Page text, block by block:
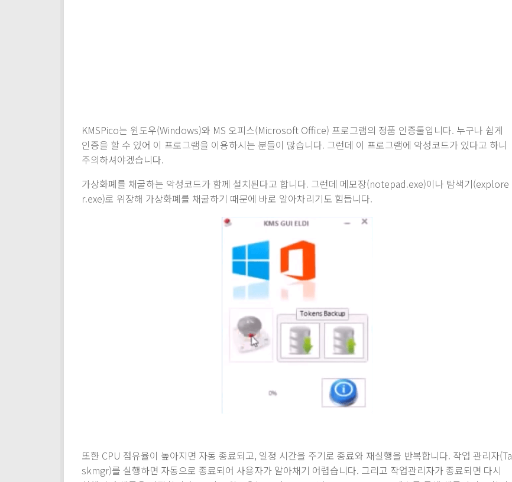
KMSPico는 윈도우(Windows)와 MS 오피스(Microsoft Office) 프로그램의 정품 인증툴입니다. 누구나 쉽게
인증을 할 수 있어 이 프로그램을 이용하시는 분들이 많습니다. 그런데 이 프로그램에 악성코드가 있다고 하니
주의하셔야겠습니다.
가상화폐를 채굴하는 악성코드가 함께 설치된다고 합니다. 그런데 메모장(notepad.exe)이나 탐색기(explore
r.exe)로 위장해 가상화폐를 채굴하기 때문에 바로 알아차리기도 힘듭니다.
또한 CPU 점유율이 높아지면 자동 종료되고, 일정 시간을 주기로 종료와 재실행을 반복합니다. 작업 관리자(Ta
skmgr)를 실행하면 자동으로 종료되어 사용자가 알아채기 어렵습니다. 그리고 작업관리자가 종료되면 다시